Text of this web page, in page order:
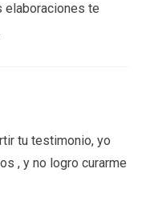
elaboraciones te
tu testimonio, yo
, y no logro curarme